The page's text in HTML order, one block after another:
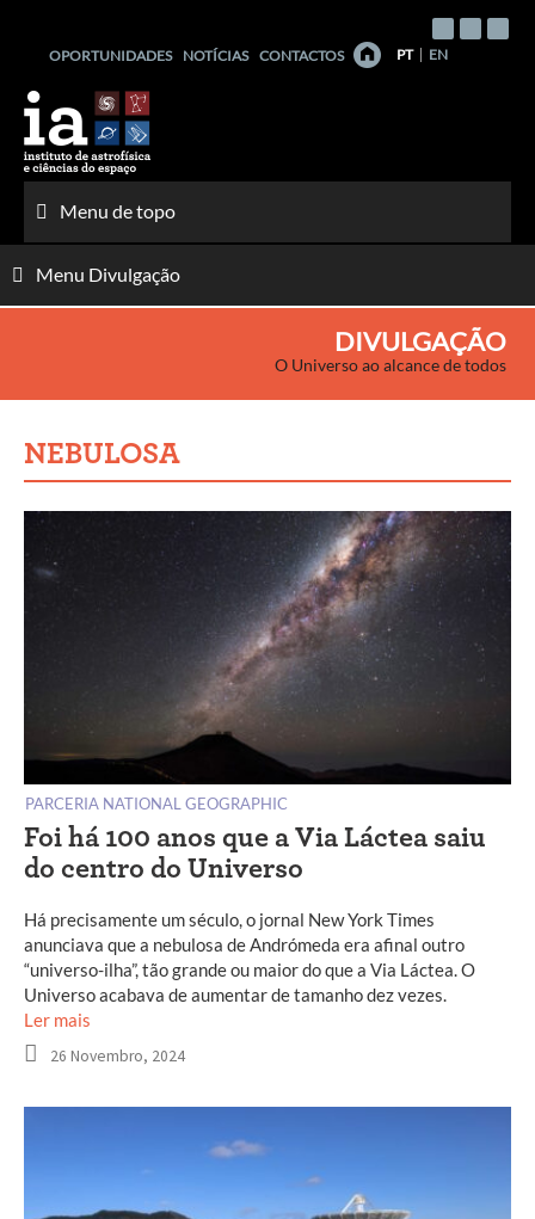
conteúdo
OPORTUNIDADES NOTÍCIAS CONTACTOS PT EN
Menu de topo
Menu Divulgação
DIVULGAÇÃO
O Universo ao alcance de todos
NEBULOSA
PARCERIA NATIONAL GEOGRAPHIC
Foi há 100 anos que a Via Láctea saiu
do centro do Universo
Há precisamente um século, o jornal New York Times
anunciava que a nebulosa de Andrómeda era afinal outro
“universo-ilha”, tão grande ou maior do que a Via Láctea. O
Universo acabava de aumentar de tamanho dez vezes.
Ler mais
26 Novembro, 2024